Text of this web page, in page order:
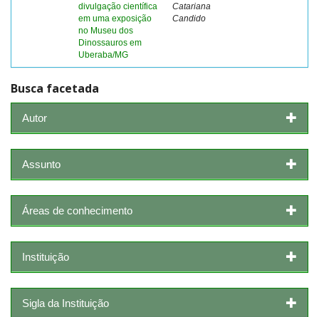
divulgação científica
em uma exposição
no Museu dos
Dinossauros em
Uberaba/MG
Catariana
Candido
Busca facetada
Autor
Assunto
Áreas de conhecimento
Instituição
Sigla da Instituição